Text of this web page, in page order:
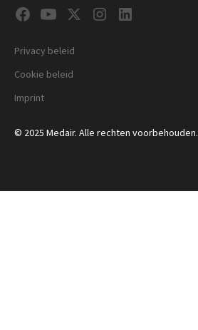
© 2025 Medair. Alle rechten voorbehouden.
Privacy beleid
Cookie beleid
Imprint